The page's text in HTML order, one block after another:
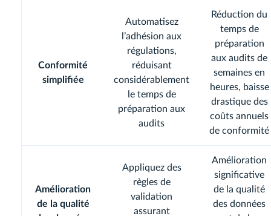
Conformité
simplifiée
Automatisez
l’adhésion aux
régulations,
réduisant
considérablement
le temps de
préparation aux
audits
Réduction du
temps de
préparation
aux audits de
semaines en
heures, baisse
drastique des
coûts annuels
de conformité
Amélioration
de la qualité
Appliquez des
règles de
validation
assurant
Amélioration
significative
de la qualité
des données